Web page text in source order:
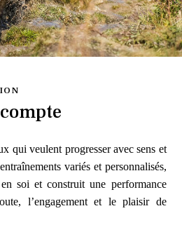
qui veulent progresser avec sens et
variés et personnalisés,
soi et construit une performance
l’engagement et le plaisir de